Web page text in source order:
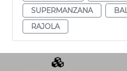
SUPERMANZANA
RAJOLA